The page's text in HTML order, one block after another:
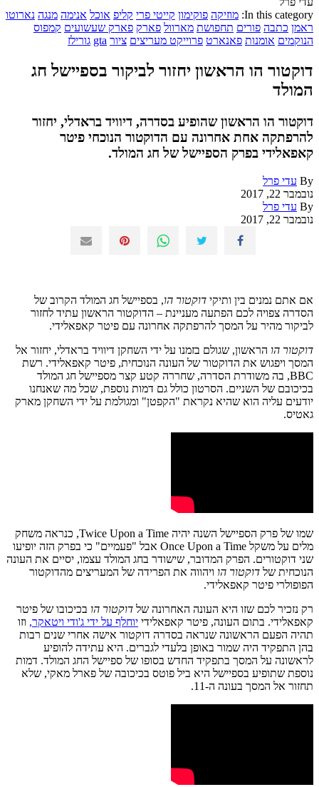
In this category: מוזיקה פוקימון קייטי פרי קליפ אוכל אנימה מנגה נארוטו
ראמן כתבה פורים תחפושת מארוול פארק פארק שעשועים קמפוס
הנוקמים אומנות פאנארט פרוייקט מעריצים ציור gta גורילז
דוקטור הו הראשון יחזור לביקור בספיישל חג
המולד
דוקטור הו הראשון שהופיע בסדרה, דיוויד בראדלי, יחזור
להרפתקה אחת אחרונה עם הדוקטור הנוכחי פיטר
קאפאלידי בפרק הספיישל של חג המולד.
By עדי פרל
נובמבר 22, 2017
By עדי פרל
נובמבר 22, 2017
אם אתם נמנים בין ותיקי דוקטור הו, בספיישל חג המולד הקרוב של
הסדרה צפויה לכם הפתעה מעניינת – הדוקטור הראשון עתיד לחזור
לביקור מהיר על המסך להרפתקה אחרונה עם פיטר קאפאלידי.
דוקטור הו הראשון, שגולם בזמנו על ידי השחקן דיוויד בראדלי, יחזור אל
המסך ויפגוש את הדוקטור של העונה הנוכחית, פיטר קאפאלידי. רשת
BBC, בה משודרת הסדרה, שחררה קטע קצר מספיישל חג המולד
בכיכובם של השניים. הסרטון כולל גם דמות נוספת, שכל מה שאנחנו
יודעים עליה הוא שהיא נקראת "הקפטן" ומגולמת על ידי השחקן מארק
גאטיס.
שמו של פרק הספיישל השנה יהיה Twice Upon a Time, כנראה משחק
מלים על משקל Once Upon a Time אבל "פעמיים" כי בפרק הזה יופיעו
שני דוקטורים. הפרק המדובר, שישודר בחג המולד עצמו, יסיים את העונה
הנוכחית של דוקטור הו ויהווה את הפרידה של המעריצים מהדוקטור
הפופולרי פיטר קאפאלידי.
רק נזכיר לכם שזו היא העונה האחרונה של דוקטור הו בכיכובו של פיטר
קאפאלידי. בתום העונה, פיטר קאפאלידי יוחלף על ידי ג'ודי ויטאקר, וזו
תהיה הפעם הראשונה שנראה בסדרה דוקטור אישה אחרי שנים רבות
בהן התפקיד היה שמור באופן בלעדי לגברים. היא עתידה להופיע
לראשונה על המסך בתפקיד החדש בסופו של ספיישל החג המולד. דמות
נוספת שתופיע בספיישל היא ביל פוטס בכיכובה של פארל מאקי, שלא
תחזור אל המסך בעונה ה-11.